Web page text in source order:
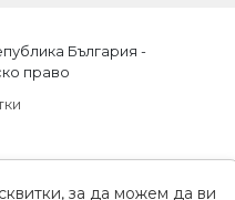
България -
право
за да можем да ви